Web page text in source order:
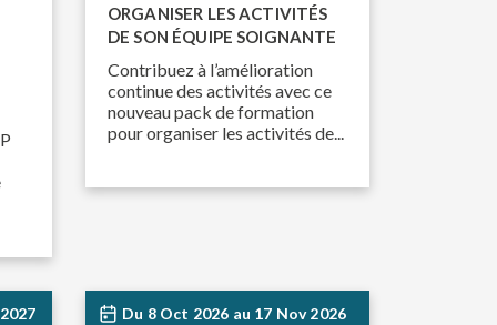
ORGANISER LES ACTIVITÉS
DE SON ÉQUIPE SOIGNANTE
Contribuez à l’amélioration
continue des activités avec ce
nouveau pack de formation
pour organiser les activités de...
Du 8 Oct 2026 au 17 Nov 2026